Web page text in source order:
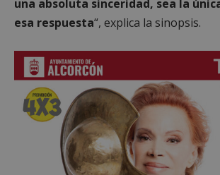
una absoluta sinceridad, sea la
esa respuesta“, explica la sinopsis.